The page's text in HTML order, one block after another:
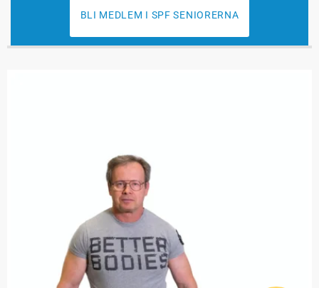
BLI MEDLEM I SPF SENIORERNA